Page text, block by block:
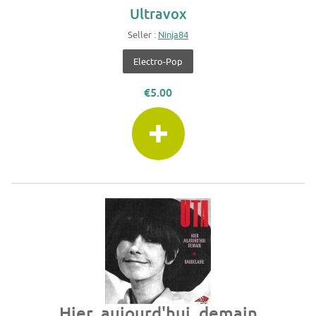
Ultravox
Seller : Ninja84
Electro-Pop
€5.00